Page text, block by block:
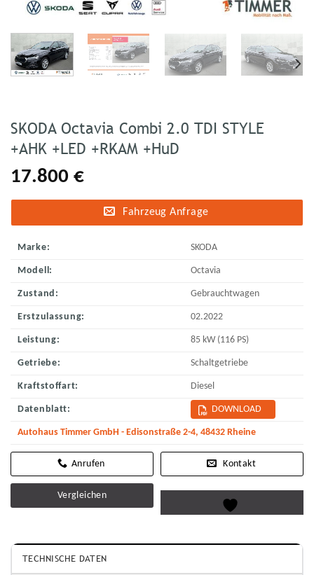
SKODA Octavia Combi 2.0 TDI STYLE
+AHK +LED +RKAM +HuD
17.800 €
Fahrzeug Anfrage
Marke: SKODA
Modell: Octavia
Zustand: Gebrauchtwagen
Erstzulassung: 02.2022
Leistung: 85 kW (116 PS)
Getriebe: Schaltgetriebe
Kraftstoffart: Diesel
Datenblatt: DOWNLOAD
Autohaus Timmer GmbH - Edisonstraße 2-4, 48432 Rheine
Kontakt
Vergleichen
TECHNISCHE DATEN